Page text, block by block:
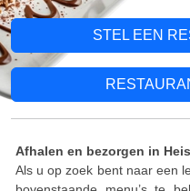
STEL EEN
Afhalen en bezorgen in
Als u op zoek bent naar een